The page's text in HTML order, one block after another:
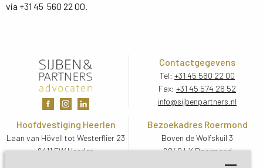
via +31 45 560 22 00.
Contactgegevens
Tel: +31 45 560 22 00
Fax: +31 45 574 26 52
info@sijbenpartners.nl
Hoofdvestiging Heerlen
Laan van Hövell tot Westerflier 23
6411 EW Heerlen
Bezoekadres Roermond
Boven de Wolfskuil 3
6049 LX Roermond
Routebeschrijving